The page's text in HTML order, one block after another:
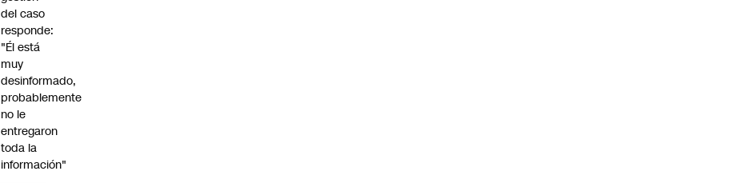
del caso
responde:
"Él está
muy
desinformado,
probablemente
no le
entregaron
toda la
información"